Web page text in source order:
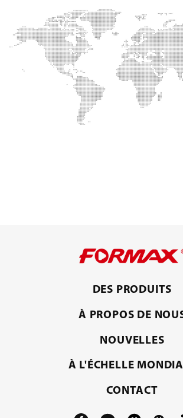
DES PRODUITS
À PROPOS DE
NOUVELLES
À L'ÉCHELLE
CONTACT